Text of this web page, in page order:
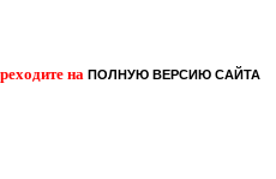
на ПОЛНУЮ ВЕРСИЮ САЙТА